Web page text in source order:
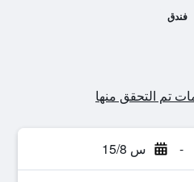
فندق
- س 15/8